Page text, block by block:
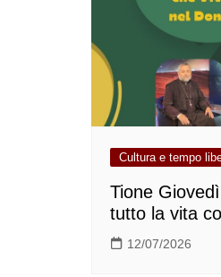
Cultura e tempo
Tione
tutto la vita
12/07/2026